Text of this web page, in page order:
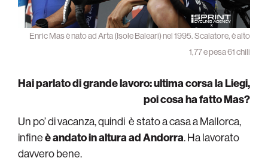
Enric Mas è nato ad Arta (Isole Baleari) nel 1995. Scalatore, è alto
1,77 e pesa 61 chili
Hai parlato di grande lavoro: ultima corsa la Liegi,
poi cosa ha fatto Mas?
Un po’ di vacanza, quindi è stato a casa a Mallorca,
infineè andato in altura ad Andorra. Ha lavorato
davvero bene.